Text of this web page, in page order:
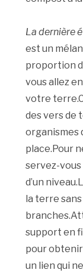
La dernière
est un
proportion
vous allez
votre
des vers de
organismes
place.Pour
servez-vous
d’un
la terre
support en
pour
un lien qui